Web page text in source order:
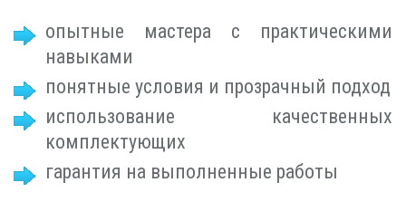
опытные мастера с практическими
навыками
понятные условия и прозрачный подход
использование качественных
комплектующих
гарантия на выполненные работы